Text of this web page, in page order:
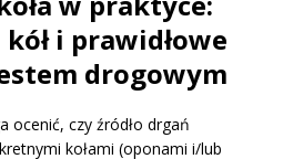
i prawidłowe
drogowym
ocenić, czy źródło drgań
kołami (oponami i/lub